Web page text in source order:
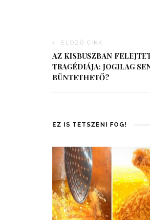
ELŐZŐ CIKK
AZ KISBUSZBAN
TRAGÉDIÁJA: JOGILAG
BÜNTETHETŐ?
EZ IS TETSZENI FOG!